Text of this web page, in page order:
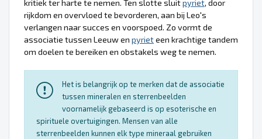
kritiek ter harte te nemen. Ten slotte sluitpyriet, door
rijkdom en overvloed te bevorderen, aan bij Leo's
verlangen naar succes en voorspoed. Zo vormt de
associatie tussen Leeuw en pyrieteen krachtige tandem
om doelen te bereiken en obstakels weg te nemen.
Het is belangrijk op te merken dat de associatie
tussen mineralen en sterrenbeelden
voornamelijk gebaseerd is op esoterische en
spirituele overtuigingen. Mensen van alle
sterrenbeelden kunnen elk type mineraal gebruiken